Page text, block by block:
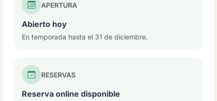
APERTURA
Abierto hoy
En temporada hasta el 31 de diciembre.
RESERVAS
Reserva online disponible